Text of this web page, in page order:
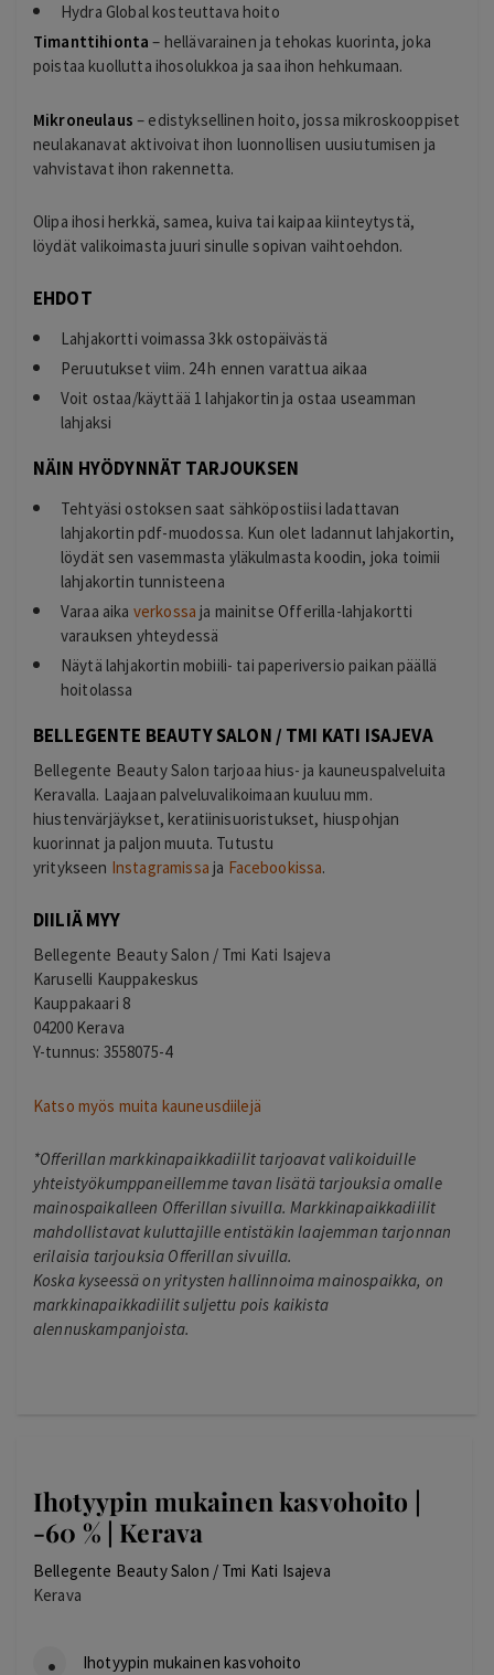
Hydra Global kosteuttava hoito
Timanttihionta – hellävarainen ja tehokas kuorinta, joka
poistaa kuollutta ihosolukkoa ja saa ihon hehkumaan.
Mikroneulaus – edistyksellinen hoito, jossa mikroskooppiset
neulakanavat aktivoivat ihon luonnollisen uusiutumisen ja
vahvistavat ihon rakennetta.
Olipa ihosi herkkä, samea, kuiva tai kaipaa kiinteytystä,
löydät valikoimasta juuri sinulle sopivan vaihtoehdon.
EHDOT
Lahjakortti voimassa 3kk ostopäivästä
Peruutukset viim. 24 h ennen varattua aikaa
Voit ostaa/käyttää 1 lahjakortin ja ostaa useamman
lahjaksi
NÄIN HYÖDYNNÄT TARJOUKSEN
Tehtyäsi ostoksen saat sähköpostiisi ladattavan
lahjakortin pdf-muodossa. Kun olet ladannut lahjakortin,
löydät sen vasemmasta yläkulmasta koodin, joka toimii
lahjakortin tunnisteena
Varaa aika verkossa ja mainitse Offerilla-lahjakortti
varauksen yhteydessä
Näytä lahjakortin mobiili- tai paperiversio paikan päällä
hoitolassa
BELLEGENTE BEAUTY SALON / TMI KATI ISAJEVA
Bellegente Beauty Salon tarjoaa hius- ja kauneuspalveluita
Keravalla. Laajaan palveluvalikoimaan kuuluu mm.
hiustenvärjäykset, keratiinisuoristukset, hiuspohjan
kuorinnat ja paljon muuta. Tutustu
yritykseen Instagramissa ja Facebookissa.
DIILIÄ MYY
Bellegente Beauty Salon / Tmi Kati Isajeva
Karuselli Kauppakeskus
Kauppakaari 8
04200 Kerava
Y-tunnus: 3558075-4
Katso myös muita kauneusdiilejä
*Offerillan markkinapaikkadiilit tarjoavat valikoiduille
yhteistyökumppaneillemme tavan lisätä tarjouksia omalle
mainospaikalleen Offerillan sivuilla. Markkinapaikkadiilit
mahdollistavat kuluttajille entistäkin laajemman tarjonnan
erilaisia tarjouksia Offerillan sivuilla.
Koska kyseessä on yritysten hallinnoima mainospaikka, on
markkinapaikkadiilit suljettu pois kaikista
alennuskampanjoista.
Ihotyypin mukainen kasvohoito |
-60 % | Kerava
Bellegente Beauty Salon / Tmi Kati Isajeva
Kerava
Ihotyypin mukainen kasvohoito